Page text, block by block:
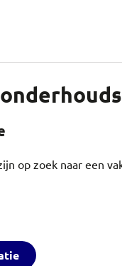
op zoek naar een